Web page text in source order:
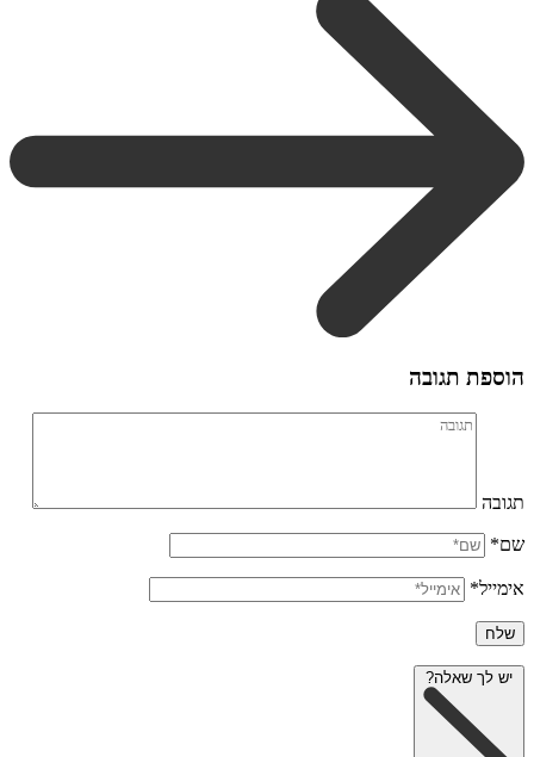
הוספת תגובה
תגובה
שם*
אימייל*
יש לך שאלה?